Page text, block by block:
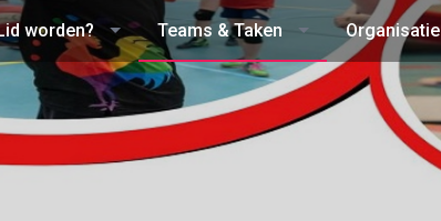
worden? Teams & Taken Organisatie